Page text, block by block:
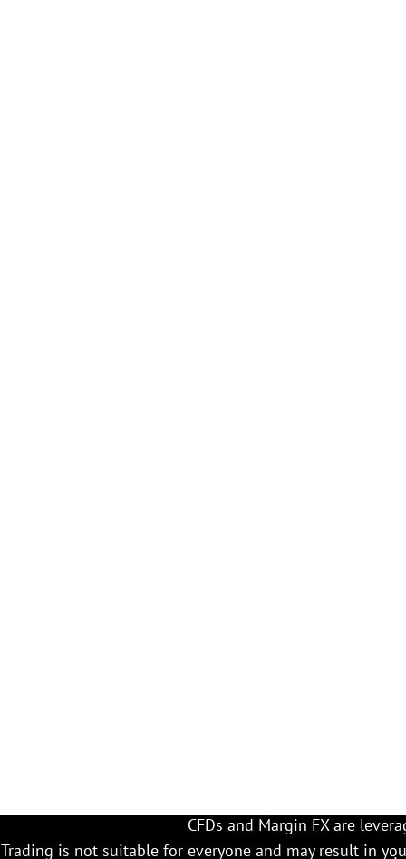
CFDs and Margin FX are
Trading is not suitable for everyone and may result in